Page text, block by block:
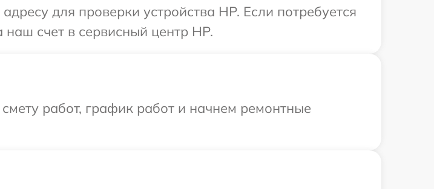
для проверки устройства HP. Если потребуется
счет в сервисный центр HP.
работ, график работ и начнем ремонтные